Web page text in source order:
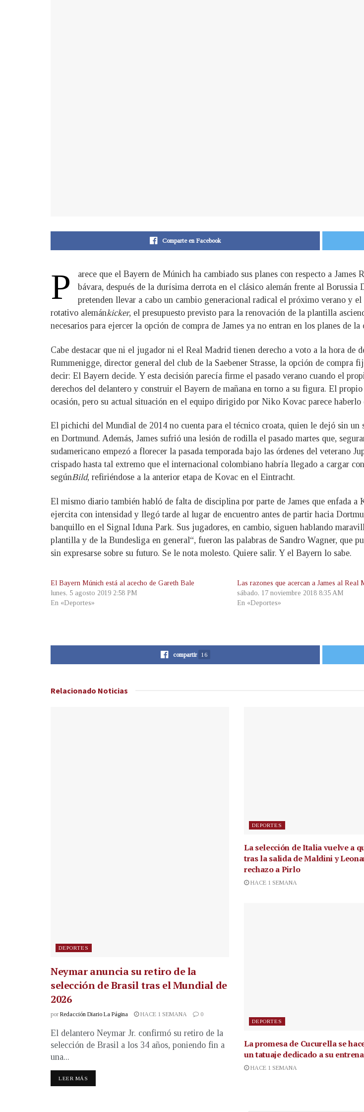
Comparte en Facebook
P
arece que el Bayern de Múnich ha cambiado sus planes con respecto a
bávara, después de la durísima derrota en el clásico alemán frente al Borussia
pretenden llevar a cabo un cambio generacional radical el próximo verano y
rotativo alemánkicker, el presupuesto previsto para la renovación de la plantilla
necesarios para ejercer la opción de compra de James ya no entran en los planes de
Cabe destacar que ni el jugador ni el Real Madrid tienen derecho a voto a la hora
Rummenigge, director general del club de la Saebener Strasse, la opción de compra
decir: El Bayern decide. Y esta decisión parecía firme el pasado verano cuando el
derechos del delantero y construir el Bayern de mañana en torno a su figura. El
ocasión, pero su actual situación en el equipo dirigido por Niko Kovac parece haberlo
El pichichi del Mundial de 2014 no cuenta para el técnico croata, quien le dejó sin
en Dortmund. Además, James sufrió una lesión de rodilla el pasado martes que,
sudamericano empezó a florecer la pasada temporada bajo las órdenes del veterano
crispado hasta tal extremo que el internacional colombiano habría llegado a cargar
segúnBild, refiriéndose a la anterior etapa de Kovac en el Eintracht.
El mismo diario también habló de falta de disciplina por parte de James que enfada a
ejercita con intensidad y llegó tarde al lugar de encuentro antes de partir hacia
banquillo en el Signal Iduna Park. Sus jugadores, en cambio, siguen hablando
plantilla y de la Bundesliga en general“, fueron las palabras de Sandro Wagner, que
sin expresarse sobre su futuro. Se le nota molesto. Quiere salir. Y el Bayern lo sabe.
El Bayern Múnich está al acecho de Gareth Bale
lunes, 5 agosto 2019 2:58 PM
En «Deportes»
Las razones que acercan a James al Real
sábado, 17 noviembre 2018 8:35 AM
En «Deportes»
compartir 16
Relacionado Noticias
DEPORTES
Neymar anuncia su retiro de la
selección de Brasil tras el Mundial de
2026
por Redacción Diario La Página HACE 1 SEMANA 0
El delantero Neymar Jr. confirmó su retiro de la
selección de Brasil a los 34 años, poniendo fin a
una...
LEER MÁS
DEPORTES
La selección de Italia vuelve a
tras la salida de Maldini y
rechazo a Pirlo
HACE 1 SEMANA
DEPORTES
La promesa de Cucurella se
un tatuaje dedicado a su
HACE 1 SEMANA